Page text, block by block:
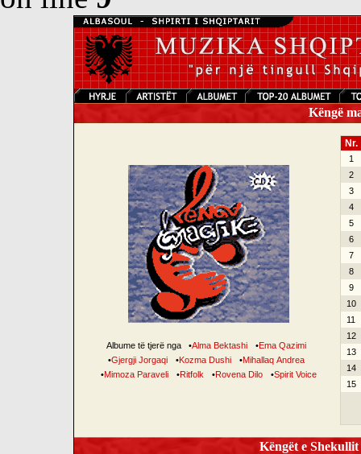
Këngë
Albume të tjerë nga •Alma Bektashi •Ema Qazimi
•Gjergji Jorgaqi •Kozma Dushi •Mihallaq Andrea
•Mimoza Paraveli •Ritfolk •Rovena Dilo •Spirit Voice
Nr.
1
2
3
4
5
6
7
8
9
10
11
12
13
14
15
Këngët e